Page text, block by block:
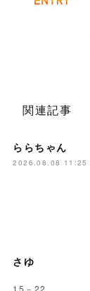
関連記事
ららちゃん
2026.08.08 11:25
さゆ
15－22